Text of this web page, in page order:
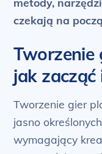
czekają na
jak zacząć
Tworzenie gier
jasno
wymagający